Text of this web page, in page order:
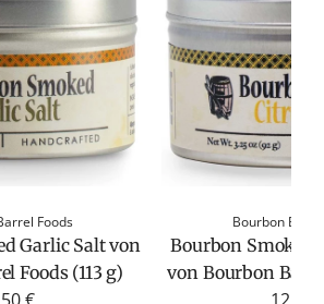
Foods
Garlic Salt von
Foods (113 g)
Bourbon
Bourbon Smoked
von Bourbon